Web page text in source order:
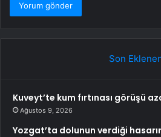
Son
Kuveyt’te kum fırtınası görüşü
Ağustos 9, 2026
Yozgat’ta dolunun verdiği